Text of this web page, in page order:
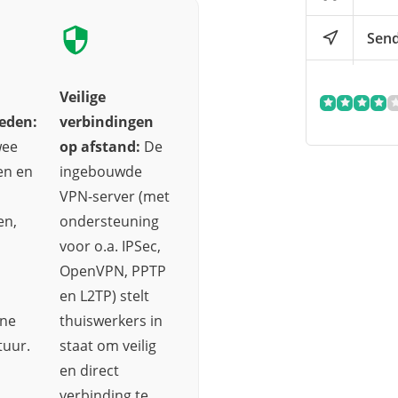
en
Veilige
verbindingen
op afstand: De
ingebouwde
VPN-server (met
ondersteuning
voor o.a. IPSec,
OpenVPN, PPTP
en L2TP) stelt
thuiswerkers in
staat om veilig
en direct